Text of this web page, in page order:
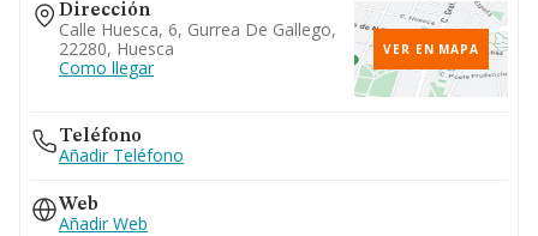
Dirección
Calle Huesca, 6, Gurrea De Gallego,
22280, Huesca
Como llegar
VER EN MAPA
Teléfono
Añadir Teléfono
Web
Añadir Web